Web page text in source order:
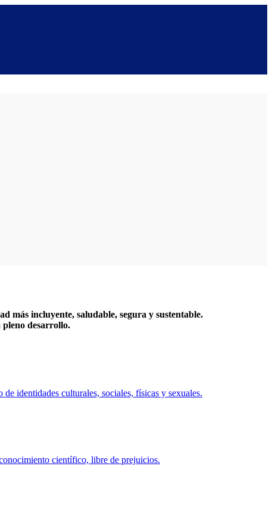
más incluyente, saludable, segura y sustentable.
desarrollo.
identidades culturales, sociales, físicas y sexuales.
científico, libre de prejuicios.